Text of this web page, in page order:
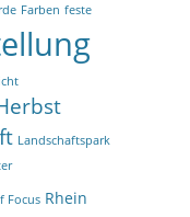
Farben feste
Landschaftspark
Focus Rhein